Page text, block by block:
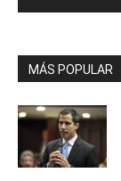
MÁS POPULAR